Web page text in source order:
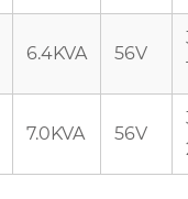
6.4KVA 56V
7.0KVA 56V